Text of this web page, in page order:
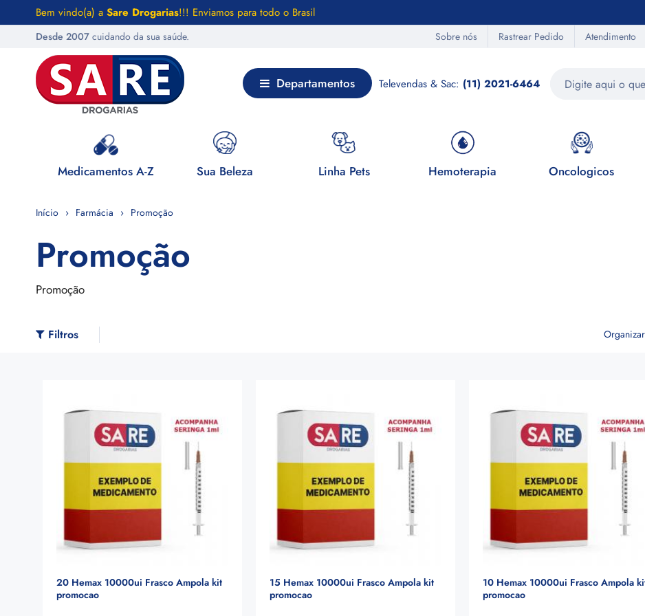
Bem vindo(a) a Sare Drogarias!!! Enviamos para todo o Brasil
Desde 2007 cuidando da sua saúde. Sobre nós Rastrear Pedido Atendimento
Televendas & Sac: (11) 2021-6464
Departamentos
Medicamentos A-Z Sua Beleza Linha Pets Hemoterapia Oncologicos
Início Farmácia Promoção
Promoção
Promoção
Filtros
20 Hemax 10000ui Frasco Ampola kit
promocao
15 Hemax 10000ui Frasco Ampola kit
promocao
10 Hemax 10000ui Frasco Ampola
promocao